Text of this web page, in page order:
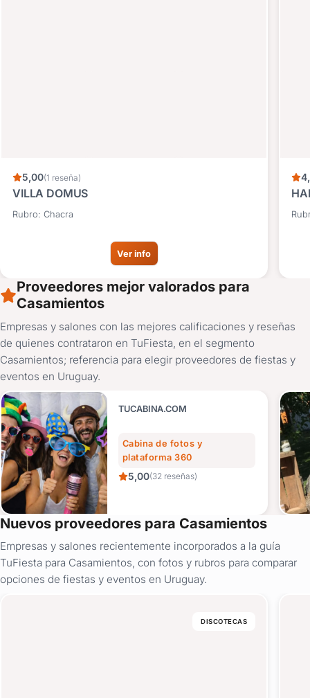
5,00(1 reseña)
VILLA DOMUS
Rubro: Chacra
Ver info
Proveedores mejor valorados para
Casamientos
Empresas y salones con las mejores calificaciones y reseñas
de quienes contrataron en TuFiesta, en el segmento
Casamientos; referencia para elegir proveedores de fiestas y
eventos en Uruguay.
TUCABINA.COM
Cabina de fotos y
plataforma 360
5,00(32 reseñas)
Nuevos proveedores para Casamientos
Empresas y salones recientemente incorporados a la guía
TuFiesta para Casamientos, con fotos y rubros para comparar
opciones de fiestas y eventos en Uruguay.
DISCOTECAS